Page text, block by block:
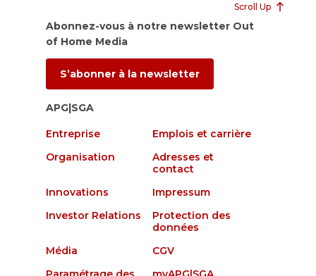
Scroll Up
Abonnez-vous à notre newsletter Out
of Home Media
S’abonner à la newsletter
APG|SGA
Entreprise
Emplois et carrière
Organisation
Adresses et
contact
Innovations
Impressum
Investor Relations
Protection des
données
Média
CGV